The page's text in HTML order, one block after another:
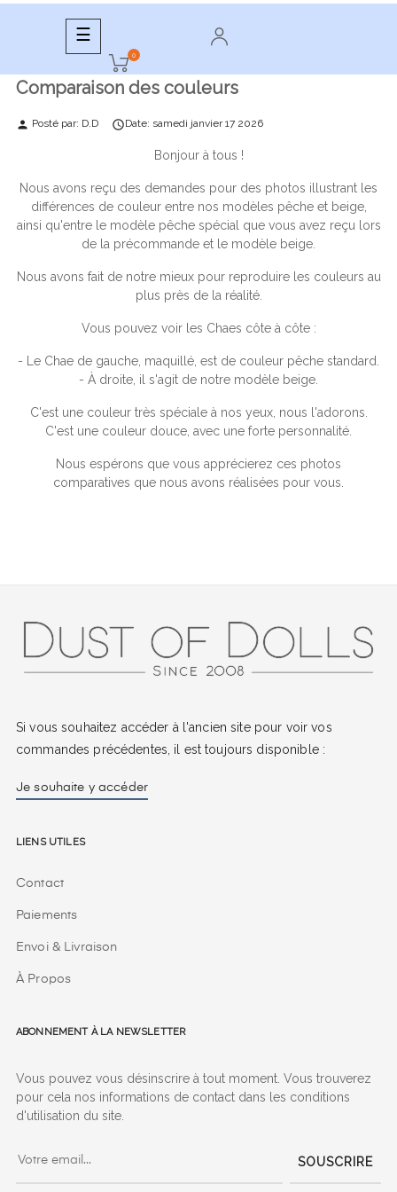
Basculer
la
navigation
☰
0
Comparaison des couleurs
person Posté par: D.D Date: samedi janvier 17 2026
Bonjour à tous !
Nous avons reçu des demandes pour des photos illustrant les
différences de couleur entre nos modèles pêche et beige,
ainsi qu'entre le modèle pêche spécial que vous avez reçu lors
de la précommande et le modèle beige.
Nous avons fait de notre mieux pour reproduire les couleurs au
plus près de la réalité.
Vous pouvez voir les Chaes côte à côte :
- Le Chae de gauche, maquillé, est de couleur pêche standard.
- À droite, il s'agit de notre modèle beige.
C'est une couleur très spéciale à nos yeux, nous l'adorons.
C'est une couleur douce, avec une forte personnalité.
Nous espérons que vous apprécierez ces photos
comparatives que nous avons réalisées pour vous.
Si vous souhaitez accéder à l'ancien site pour voir vos
commandes précédentes, il est toujours disponible :
Je souhaite y accéder
Liens utiles
Contact
Paiements
Envoi & Livraison
À Propos
Abonnement à la Newsletter
Vous pouvez vous désinscrire à tout moment. Vous trouverez
pour cela nos informations de contact dans les conditions
d'utilisation du site.
SOUSCRIRE